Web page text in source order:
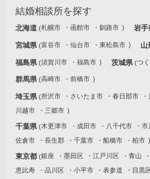
結婚相談所を探す
北海道 札幌市 函館市 釧路市 岩手
宮城県 富谷市 仙台市 東松島市 山
福島県 須賀川市 福島市 茨城県 つ
群馬県 高崎市 前橋市
埼玉県 所沢市 さいたま市 春日部市
川越市
三郷市
千葉県 木更津市 成田市 八千代市 市
佐倉市
長生郡 千葉市 船橋市 柏市
東京都 銀座 墨田区 江戸川区 青山
恵比寿
品川区 小平市 表参道 目黒区